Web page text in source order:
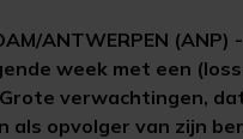
ANTWERPEN (ANP)
week met een
verwachtingen,
als opvolger van zijn